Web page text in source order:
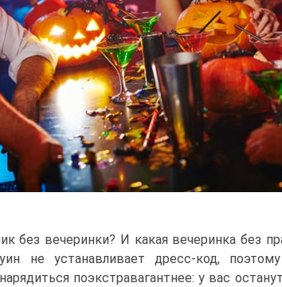
без вечеринки? И какая вечеринка без
не устанавливает дресс-код,
поэкстравагантнее: у вас